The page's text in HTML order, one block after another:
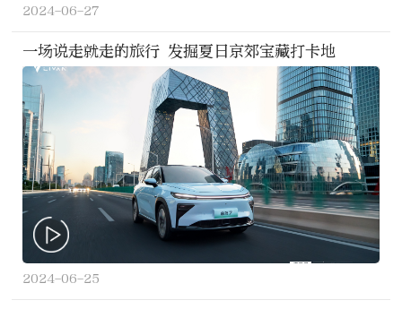
2024-06-27
一场说走就走的旅行 发掘夏日京郊宝藏打卡地
2024-06-25